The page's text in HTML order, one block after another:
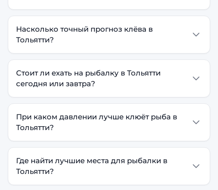
Насколько точный прогноз клёва в
Тольятти?
Стоит ли ехать на рыбалку в Тольятти
сегодня или завтра?
При каком давлении лучше клюёт рыба в
Тольятти?
Где найти лучшие места для рыбалки в
Тольятти?